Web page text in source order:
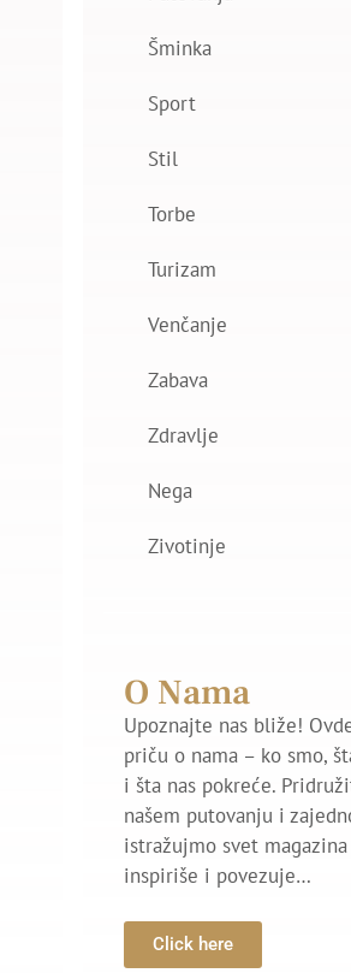
Šminka
Sport
Stil
Torbe
Turizam
Venčanje
Zabava
Zdravlje
Nega
Zivotinje
O Nama
Upoznajte nas bliže!
priču o nama – ko smo,
i šta nas pokreće.
našem putovanju i
istražujmo svet
inspiriše i povezuje…
Click here